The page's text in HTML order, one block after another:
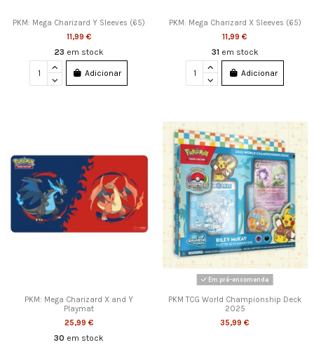
PKM: Mega Charizard Y Sleeves (65)
11,99 €
23 em stock
Adicionar
PKM: Mega Charizard X Sleeves (65)
11,99 €
31 em stock
Adicionar
PKM: Mega Charizard X and Y
Playmat
25,99 €
30 em stock
Em pré-encomenda
PKM TCG World Championship Deck
2025
35,99 €